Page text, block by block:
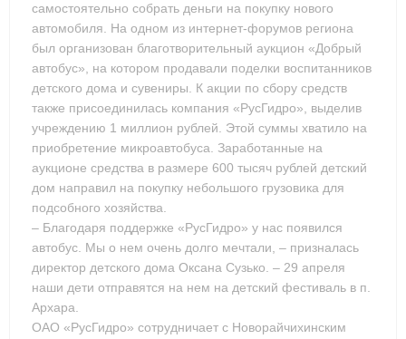
самостоятельно собрать деньги на покупку нового
автомобиля. На одном из интернет-форумов региона
был организован благотворительный аукцион «Добрый
автобус», на котором продавали поделки воспитанников
детского дома и сувениры. К акции по сбору средств
также присоединилась компания «РусГидро», выделив
учреждению 1 миллион рублей. Этой суммы хватило на
приобретение микроавтобуса. Заработанные на
аукционе средства в размере 600 тысяч рублей детский
дом направил на покупку небольшого грузовика для
подсобного хозяйства.
– Благодаря поддержке «РусГидро» у нас появился
автобус. Мы о нем очень долго мечтали, – призналась
директор детского дома Оксана Сузько. – 29 апреля
наши дети отправятся на нем на детский фестиваль в п.
Архара.
ОАО «РусГидро» сотрудничает с Новорайчихинским